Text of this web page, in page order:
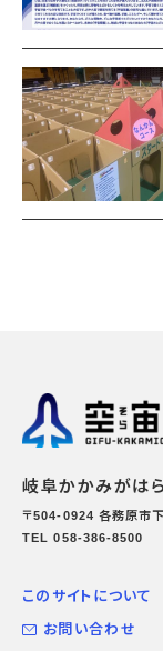
岐阜かかみがは
〒504-0924 各務原市
TEL 058-386-8500
このサイトについて
お問い合わせ